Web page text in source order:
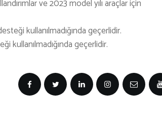
ve 2023 model yılı araçlar için
kullanılmadığında geçerlidir.
kullanılmadığında geçerlidir.